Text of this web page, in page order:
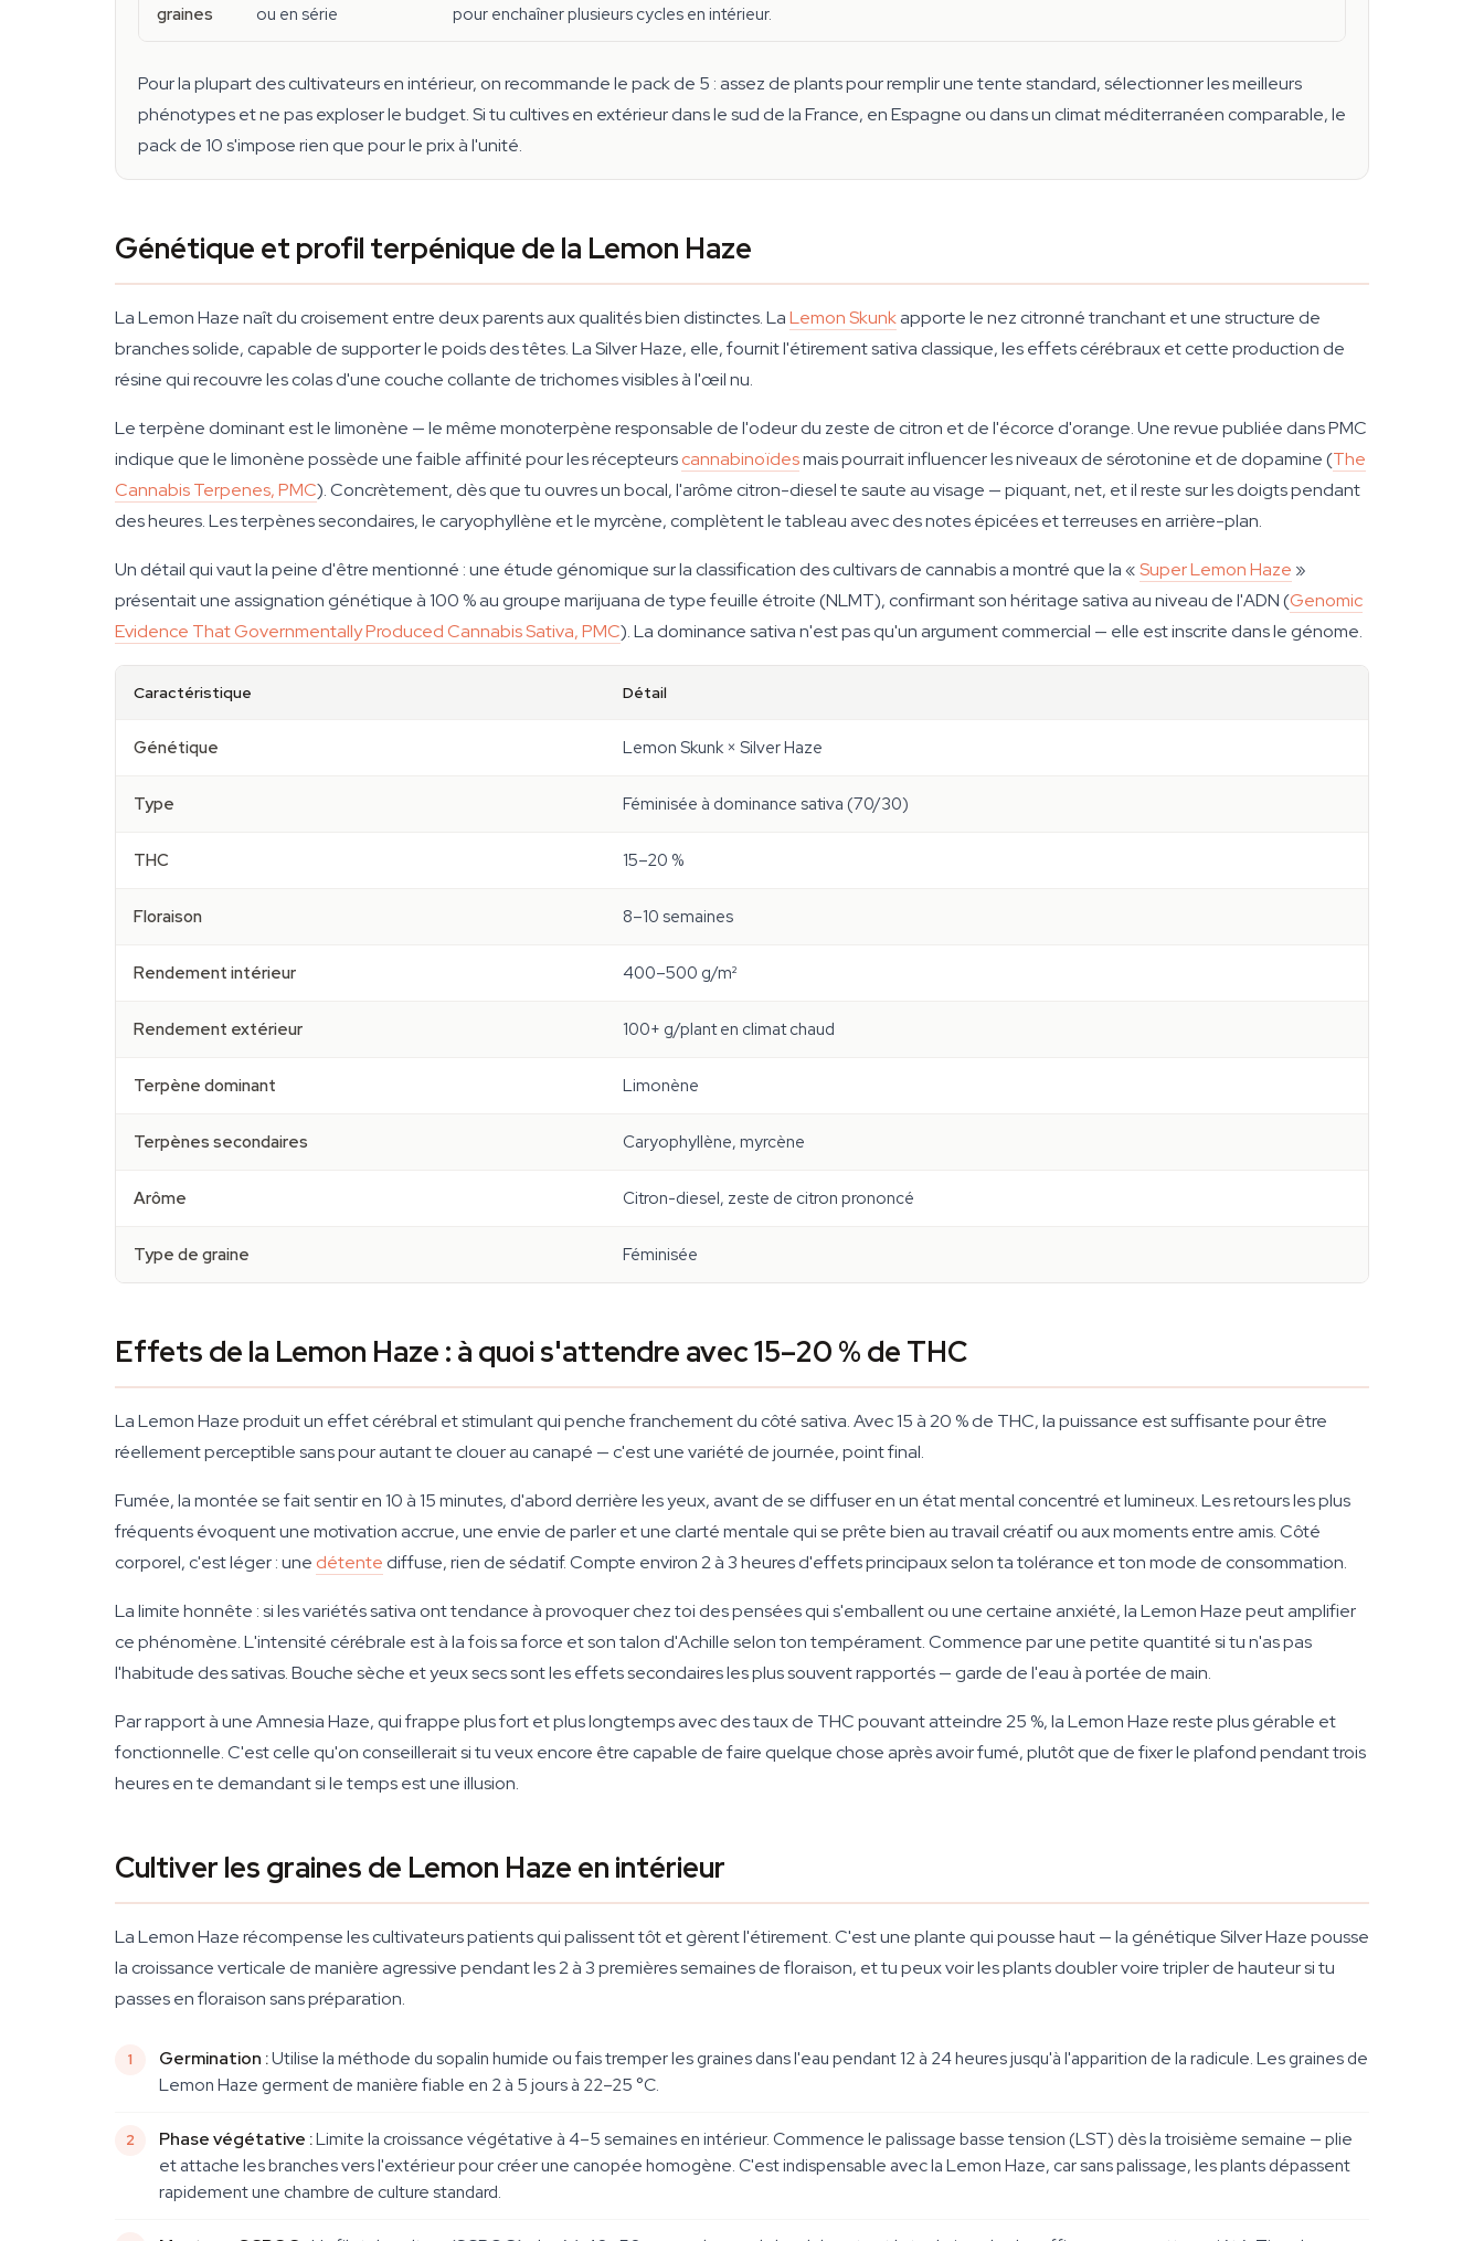
graines
ou en série
pour enchaîner plusieurs cycles en intérieur.
Pour la plupart des cultivateurs en intérieur, on recommande le pack de 5 : assez de plants pour remplir une tente standard, sélectionner les meilleurs
phénotypes et ne pas exploser le budget. Si tu cultives en extérieur dans le sud de la France, en Espagne ou dans un climat méditerranéen comparable, le
pack de 10 s'impose rien que pour le prix à l'unité.
Génétique et profil terpénique de la Lemon Haze
La Lemon Haze naît du croisement entre deux parents aux qualités bien distinctes. LaLemon Skunkapporte le nez citronné tranchant et une structure de
branches solide, capable de supporter le poids des têtes. La Silver Haze, elle, fournit l'étirement sativa classique, les effets cérébraux et cette production de
résine qui recouvre les colas d'une couche collante de trichomes visibles à l'œil nu.
Le terpène dominant est le limonène — le même monoterpène responsable de l'odeur du zeste de citron et de l'écorce d'orange. Une revue publiée dans PMC
indique que le limonène possède une faible affinité pour les récepteurscannabinoïdesmais pourrait influencer les niveaux de sérotonine et de dopamine (The
Cannabis Terpenes, PMC). Concrètement, dès que tu ouvres un bocal, l'arôme citron-diesel te saute au visage — piquant, net, et il reste sur les doigts pendant
des heures. Les terpènes secondaires, le caryophyllène et le myrcène, complètent le tableau avec des notes épicées et terreuses en arrière-plan.
Un détail qui vaut la peine d'être mentionné : une étude génomique sur la classification des cultivars de cannabis a montré que la «Super Lemon Haze »
présentait une assignation génétique à 100 % au groupe marijuana de type feuille étroite (NLMT), confirmant son héritage sativa au niveau de l'ADN (Genomic
Evidence That Governmentally Produced Cannabis Sativa, PMC). La dominance sativa n'est pas qu'un argument commercial — elle est inscrite dans le génome.
Caractéristique Détail
Génétique Lemon Skunk × Silver Haze
Type Féminisée à dominance sativa (70/30)
THC 15–20 %
Floraison 8–10 semaines
Rendement intérieur 400–500 g/m²
Rendement extérieur 100+ g/plant en climat chaud
Terpène dominant Limonène
Terpènes secondaires Caryophyllène, myrcène
Arôme Citron-diesel, zeste de citron prononcé
Type de graine Féminisée
Effets de la Lemon Haze : à quoi s'attendre avec 15–20 % de THC
La Lemon Haze produit un effet cérébral et stimulant qui penche franchement du côté sativa. Avec 15 à 20 % de THC, la puissance est suffisante pour être
réellement perceptible sans pour autant te clouer au canapé — c'est une variété de journée, point final.
Fumée, la montée se fait sentir en 10 à 15 minutes, d'abord derrière les yeux, avant de se diffuser en un état mental concentré et lumineux. Les retours les plus
fréquents évoquent une motivation accrue, une envie de parler et une clarté mentale qui se prête bien au travail créatif ou aux moments entre amis. Côté
corporel, c'est léger : une détente diffuse, rien de sédatif. Compte environ 2 à 3 heures d'effets principaux selon ta tolérance et ton mode de consommation.
La limite honnête : si les variétés sativa ont tendance à provoquer chez toi des pensées qui s'emballent ou une certaine anxiété, la Lemon Haze peut amplifier
ce phénomène. L'intensité cérébrale est à la fois sa force et son talon d'Achille selon ton tempérament. Commence par une petite quantité si tu n'as pas
l'habitude des sativas. Bouche sèche et yeux secs sont les effets secondaires les plus souvent rapportés — garde de l'eau à portée de main.
Par rapport à une Amnesia Haze, qui frappe plus fort et plus longtemps avec des taux de THC pouvant atteindre 25 %, la Lemon Haze reste plus gérable et
fonctionnelle. C'est celle qu'on conseillerait si tu veux encore être capable de faire quelque chose après avoir fumé, plutôt que de fixer le plafond pendant trois
heures en te demandant si le temps est une illusion.
Cultiver les graines de Lemon Haze en intérieur
La Lemon Haze récompense les cultivateurs patients qui palissent tôt et gèrent l'étirement. C'est une plante qui pousse haut — la génétique Silver Haze pousse
la croissance verticale de manière agressive pendant les 2 à 3 premières semaines de floraison, et tu peux voir les plants doubler voire tripler de hauteur si tu
passes en floraison sans préparation.
Germination :Utilise la méthode du sopalin humide ou fais tremper les graines dans l'eau pendant 12 à 24 heures jusqu'à l'apparition de la radicule. Les graines de
Lemon Haze germent de manière fiable en 2 à 5 jours à 22–25 °C.
Phase végétative :Limite la croissance végétative à 4–5 semaines en intérieur. Commence le palissage basse tension (LST) dès la troisième semaine — plie
et attache les branches vers l'extérieur pour créer une canopée homogène. C'est indispensable avec la Lemon Haze, car sans palissage, les plants dépassent
rapidement une chambre de culture standard.